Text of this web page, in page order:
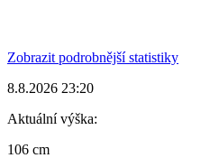
Zobrazit podrobnější statistiky
8.8.2026 23:20
Aktuální výška:
106 cm